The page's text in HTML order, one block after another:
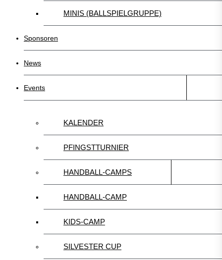
MINIS (BALLSPIELGRUPPE)
Sponsoren
News
Events
KALENDER
PFINGSTTURNIER
HANDBALL-CAMPS
HANDBALL-CAMP
KIDS-CAMP
SILVESTER CUP